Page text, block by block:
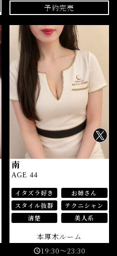
予約完売
南
AGE 44
イタズラ好き
お姉さん
スタイル抜群
テクニシャン
清楚
美人系
本厚木ルーム
schedule19:30～23:30